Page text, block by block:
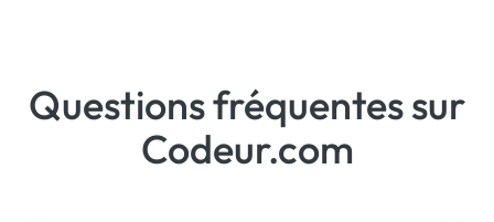
Questions fréquentes sur
Codeur.com